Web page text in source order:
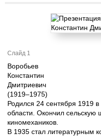
Слайд 1
Воробьев
Константин
Дмитриевич
(1919–1975)
Родился 24 сентября 1919
области. Окончил сельскую
киномехаников.
В 1935 стал литературным